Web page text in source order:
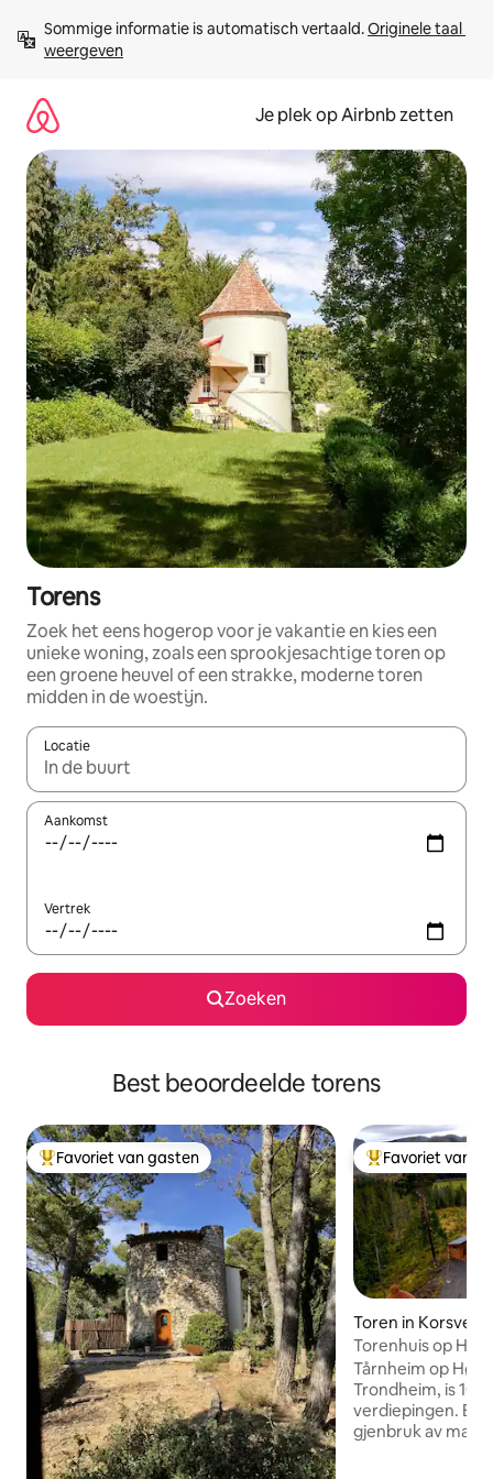
direct
naar
Sommige informatie is automatisch vertaald. Originele taal
weergeven
Je plek op Airbnb zetten
Torens
Zoek het eens hogerop voor je vakantie en kies een
unieke woning, zoals een sprookjesachtige toren op
een groene heuvel of een strakke, moderne toren
midden in de woestijn.
Locatie
Wanneer er resultaten beschikbaar zijn, maak je een keuze
Aankomst
Vertrek
Zoeken
Best beoordeelde torens
Topfavoriet van gasten
Favoriet van gasten Topfavoriet van
Favoriet van
Toren in
Torenhuis op
woods Melhus
Tårnheim op
Trondheim, is 10
verdiepingen.
gjenbruk av